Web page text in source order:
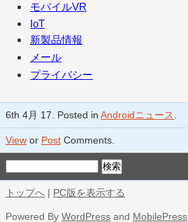
モバイルVR
IoT
新製品情報
メール
プライバシー
6th 4月 17. Posted in Androidニュース
View or Post Comments.
トップへ | PC版を表示する
Powered By WordPress and MobilePress